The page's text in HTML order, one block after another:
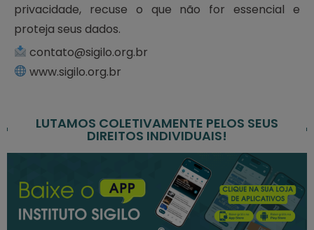
privacidade, recuse o que não for essencial e
proteja seus dados.
contato@sigilo.org.br
www.sigilo.org.br
LUTAMOS COLETIVAMENTE PELOS SEUS
DIREITOS INDIVIDUAIS!